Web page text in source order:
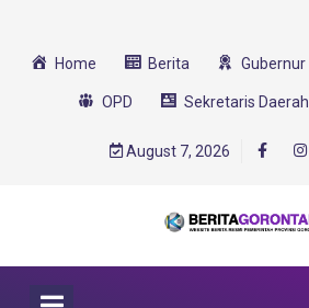
Home Berita Gubernur
OPD Sekretaris Daerah
August 7, 2026